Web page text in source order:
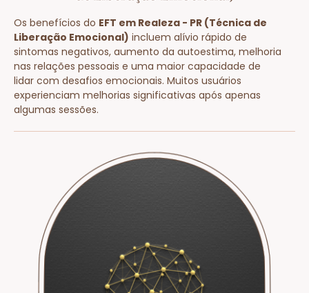
Os benefícios do EFT em Realeza - PR (Técnica de
Liberação Emocional) incluem alívio rápido de
sintomas negativos, aumento da autoestima, melhoria
nas relações pessoais e uma maior capacidade de
lidar com desafios emocionais. Muitos usuários
experienciam melhorias significativas após apenas
algumas sessões.